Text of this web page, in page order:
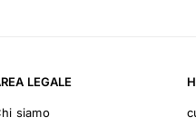
LEGALE
siamo